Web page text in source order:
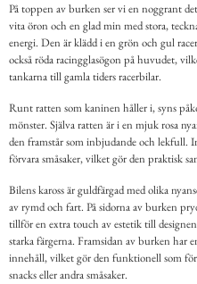
På toppen av burken ser vi en noggrant
vita öron och en glad min med stora,
energi. Den är klädd i en grön och gul
också röda racingglasögon på huvudet,
tankarna till gamla tiders racerbilar.
Runt ratten som kaninen håller i, syns
mönster. Själva ratten är i en mjuk rosa
den framstår som inbjudande och
förvara småsaker, vilket gör den praktisk
Bilens kaross är guldfärgad med olika
av rymd och fart. På sidorna av burken
tillför en extra touch av estetik till
starka färgerna. Framsidan av burken har
innehåll, vilket gör den funktionell som
snacks eller andra småsaker.